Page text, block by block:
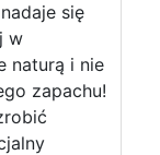
się
w
naturą i nie
zapachu!